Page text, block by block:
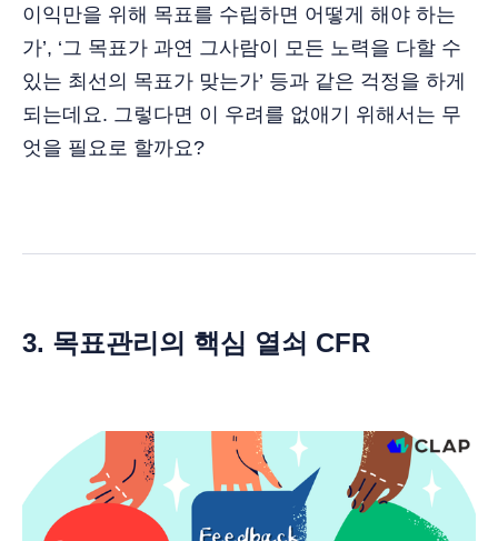
이익만을 위해 목표를 수립하면 어떻게 해야 하는
가’, ‘그 목표가 과연 그사람이 모든 노력을 다할 수
있는 최선의 목표가 맞는가’ 등과 같은 걱정을 하게
되는데요. 그렇다면 이 우려를 없애기 위해서는 무
엇을 필요로 할까요?
3. 목표관리의 핵심 열쇠 CFR